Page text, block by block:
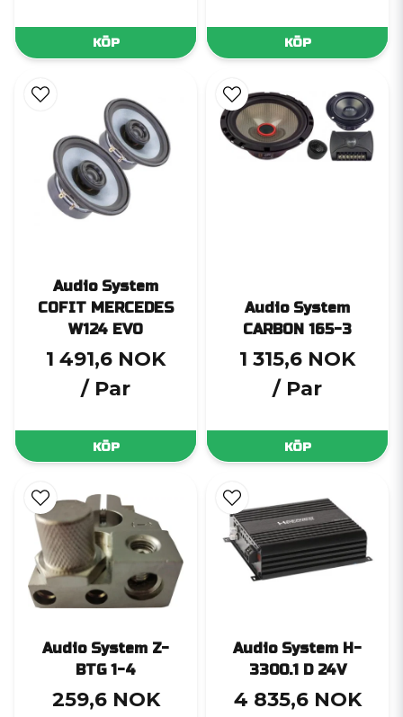
KÖP KÖP
Audio System
COFIT MERCEDES
W124 EVO
1 491,6 NOK
/ Par
KÖP
Audio System
CARBON 165-3
1 315,6 NOK
/ Par
KÖP
Audio System Z-
BTG 1-4
259,6 NOK
Audio System H-
3300.1 D 24V
4 835,6 NOK